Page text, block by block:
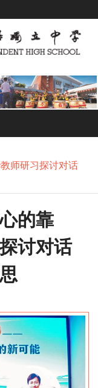
师研习探讨对话
的靠
讨对话